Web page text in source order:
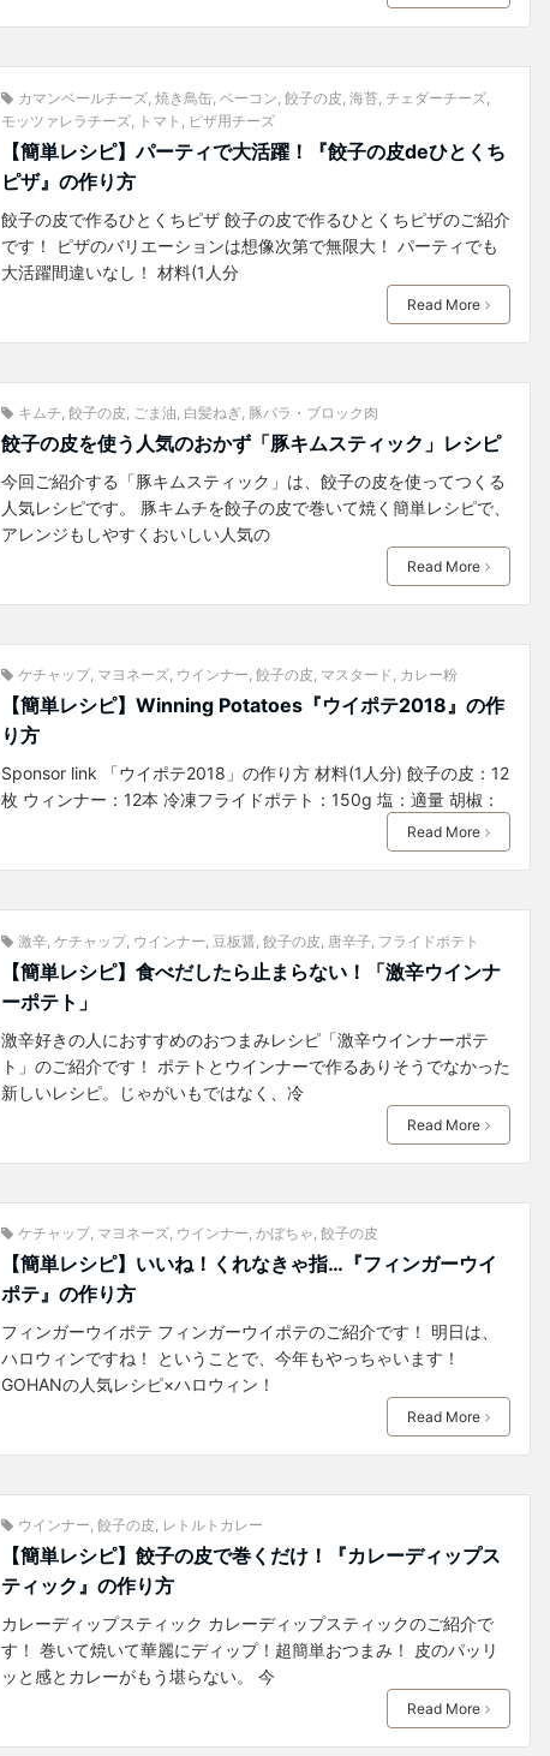
カマンベールチーズ, 焼き鳥缶, ベーコン 餃子の皮 海苔, チェダーチーズ,
モッツァレラチーズ, トマト ピザ用チーズ
【簡単レシピ】パーティで大活躍！『餃子の皮deひとくち
ピザ』の作り方
餃子の皮で作るひとくちピザ 餃子の皮で作るひとくちピザのご紹介
です！ ピザのバリエーションは想像次第で無限大！ パーティでも
大活躍間違いなし！ 材料(1人分
Read More
キムチ 餃子の皮 ごま油 白髪ねぎ 豚バラ・ブロック肉
餃子の皮を使う人気のおかず「豚キムスティック」レシピ
今回ご紹介する「豚キムスティック」は、餃子の皮を使ってつくる
人気レシピです。 豚キムチを餃子の皮で巻いて焼く簡単レシピで、
アレンジもしやすくおいしい人気の
Read More
ケチャップ, マヨネーズ, ウインナー, 餃子の皮, マスタード , カレー粉
【簡単レシピ】Winning Potatoes『ウイポテ2018』の作
り方
Sponsor link 「ウイポテ2018」の作り方 材料(1人分) 餃子の皮：12
枚 ウィンナー：12本 冷凍フライドポテト：150g 塩：適量 胡椒：
Read More
激辛, ケチャップ, ウインナー 豆板醤 餃子の皮 唐辛子, フライドポテト
【簡単レシピ】食べだしたら止まらない！「激辛ウインナ
ーポテト」
激辛好きの人におすすめのおつまみレシピ「激辛ウインナーポテ
ト」のご紹介です！ ポテトとウインナーで作るありそうでなかった
新しいレシピ。じゃがいもではなく、冷
Read More
ケチャップ, マヨネーズ, ウインナー かぼちゃ 餃子の皮
【簡単レシピ】いいね！くれなきゃ指…『フィンガーウイ
ポテ』の作り方
フィンガーウイポテ フィンガーウイポテのご紹介です！ 明日は、
ハロウィンですね！ ということで、今年もやっちゃいます！
GOHANの人気レシピ×ハロウィン！
Read More
ウインナー, 餃子の皮, レトルトカレー
【簡単レシピ】餃子の皮で巻くだけ！『カレーディップス
ティック』の作り方
カレーディップスティック カレーディップスティックのご紹介で
す！ 巻いて焼いて華麗にディップ！超簡単おつまみ！ 皮のパッリ
ッと感とカレーがもう堪らない。 今
Read More